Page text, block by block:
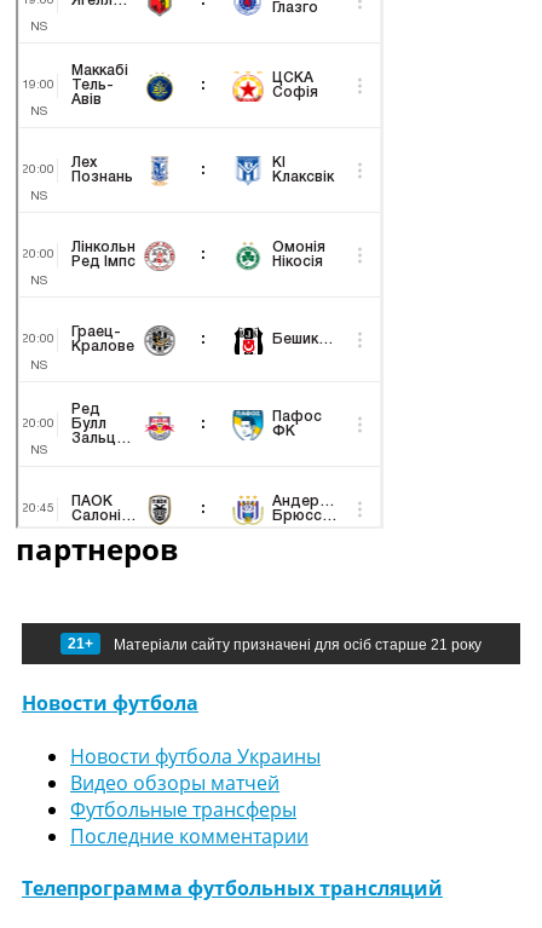
партнеров
21+ Матеріали сайту призначені для осіб старше 21 року
Новости футбола
Новости футбола Украины
Видео обзоры матчей
Футбольные трансферы
Последние комментарии
Телепрограмма футбольных трансляций